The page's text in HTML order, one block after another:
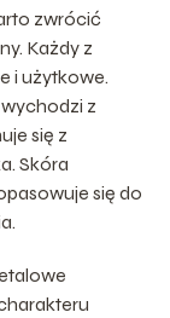
zwrócić
Każdy z
i użytkowe.
z
się z
Skóra
się do